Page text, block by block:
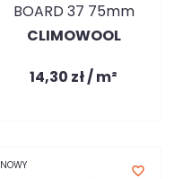
BOARD 37 75mm
CLIMOWOOL
14,30 zł / m²
NOWY favorite_border